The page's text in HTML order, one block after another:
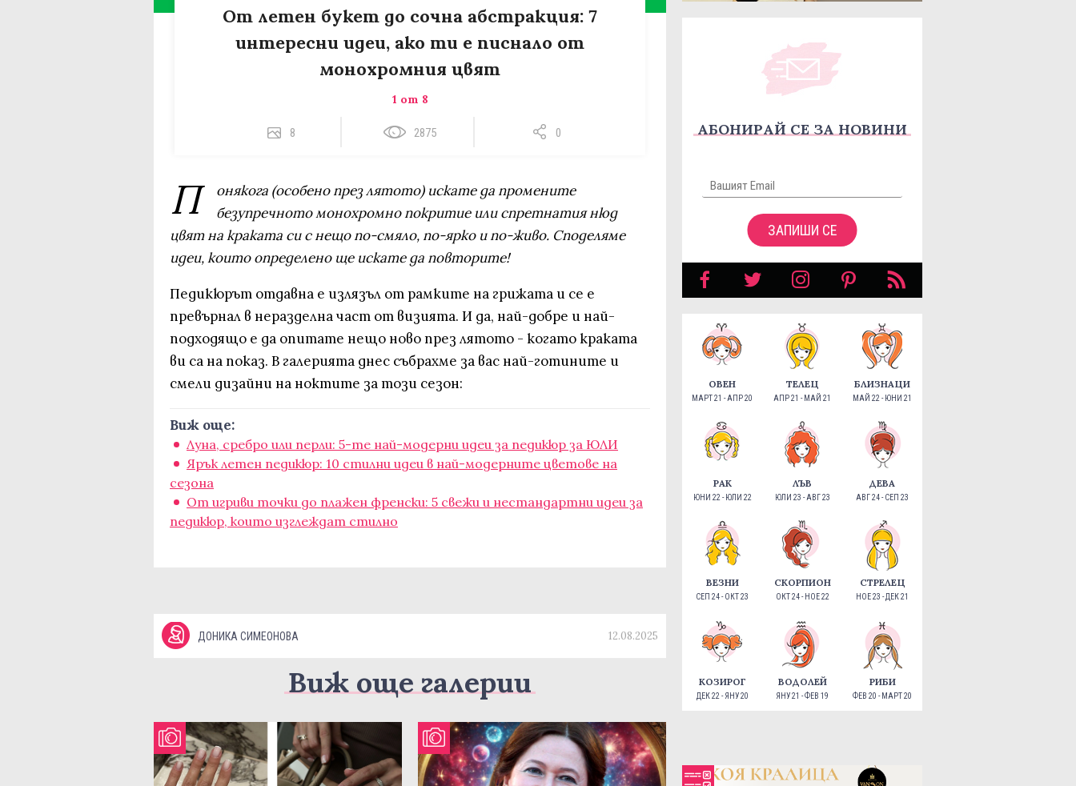
От летен букет до сочна абстракция: 7
интересни идеи, ако ти е писнало от
монохромния цвят
1 от 8
8 2875 0
П
онякога (особено през лятото) искате да промените
безупречното монохромно покритие или спретнатия нюд
цвят на краката си с нещо по-смяло, по-ярко и по-живо. Споделяме
идеи, които определено ще искате да повторите!
Педикюрът отдавна е излязъл от рамките на грижата и се е
превърнал в неразделна част от визията. И да, най-добре и най-
подходящо е да опитате нещо ново през лятото - когато краката
ви са на показ. В галерията днес събрахме за вас най-готините и
смели дизайни на ноктите за този сезон:
Виж още:
Луна, сребро или перли: 5-те най-модерни идеи за педикюр за ЮЛИ
Ярък летен педикюр: 10 стилни идеи в най-модерните цветове на
сезона
От игриви точки до плажен френски: 5 свежи и нестандартни идеи за
педикюр, които изглеждат стилно
ДОНИКА СИМЕОНОВА 12.08.2025
Виж още галерии
АБОНИРАЙ СЕ ЗА НОВИНИ
ЗАПИШИ СЕ
ОВЕН
МАРТ 21 - АПР 20
ТЕЛЕЦ
АПР 21 - МАЙ 21
БЛИЗНАЦИ
МАЙ 22 - ЮНИ 21
РАК
ЮНИ 22 - ЮЛИ 22
ЛЪВ
ЮЛИ 23 - АВГ 23
ДЕВА
АВГ 24 - СЕП 23
ВЕЗНИ
СЕП 24 - ОКТ 23
СКОРПИОН
ОКТ 24 - НОЕ 22
СТРЕЛЕЦ
НОЕ 23 - ДЕК 21
КОЗИРОГ
ДЕК 22 - ЯНУ 20
ВОДОЛЕЙ
ЯНУ 21 - ФЕВ 19
РИБИ
ФЕВ 20 - МАРТ 20